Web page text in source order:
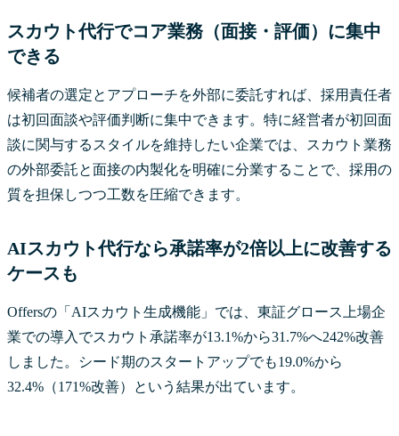
スカウト代行でコア業務（面接・評価）に集中
できる
候補者の選定とアプローチを外部に委託すれば、採用責任者
は初回面談や評価判断に集中できます。特に経営者が初回面
談に関与するスタイルを維持したい企業では、スカウト業務
の外部委託と面接の内製化を明確に分業することで、採用の
質を担保しつつ工数を圧縮できます。
AIスカウト代行なら承諾率が2倍以上に改善する
ケースも
Offersの「AIスカウト生成機能」では、東証グロース上場企
業での導入でスカウト承諾率が13.1%から31.7%へ242%改善
しました。シード期のスタートアップでも19.0%から
32.4%（171%改善）という結果が出ています。